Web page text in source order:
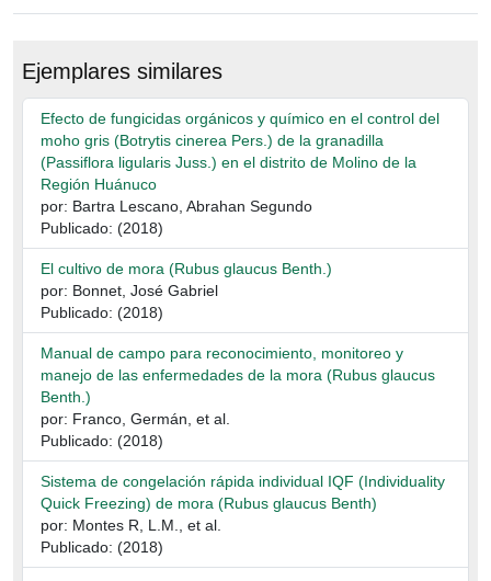
Ejemplares similares
Efecto de fungicidas orgánicos y químico en el control del
moho gris (Botrytis cinerea Pers.) de la granadilla
(Passiflora ligularis Juss.) en el distrito de Molino de la
Región Huánuco
por: Bartra Lescano, Abrahan Segundo
Publicado: (2018)
El cultivo de mora (Rubus glaucus Benth.)
por: Bonnet, José Gabriel
Publicado: (2018)
Manual de campo para reconocimiento, monitoreo y
manejo de las enfermedades de la mora (Rubus glaucus
Benth.)
por: Franco, Germán, et al.
Publicado: (2018)
Sistema de congelación rápida individual IQF (Individuality
Quick Freezing) de mora (Rubus glaucus Benth)
por: Montes R, L.M., et al.
Publicado: (2018)